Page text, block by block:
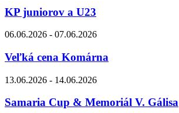
KP juniorov a U23
06.06.2026 - 07.06.2026
Veľká cena Komárna
13.06.2026 - 14.06.2026
Samaria Cup & Memoriál V. Gálisa